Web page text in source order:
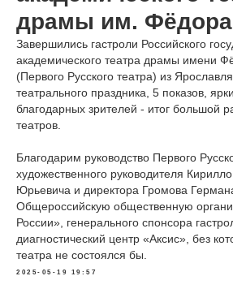
драмы им. Фёдора
Завершились гастроли Российского
академического театра драмы имени
(Первого Русского театра) из
театрального праздника, 5 показов,
благодарных зрителей - итог большой
театров.
Благодарим руководство Первого
художественного руководителя
Юрьевича и директора Громова
Общероссийскую общественную
России», генерального спонсора
диагностический центр «Аксис», без
театра не состоялся бы.
2025-05-19 19:57